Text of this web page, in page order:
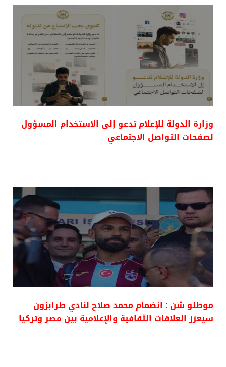
وزارة الدولة للإعلام تدعو إلى الاستخدام المسؤول
لصفحات التواصل الاجتماعي
موطلو شن : انضمام محمد صلاح لنادي طرابزون
سيعزز العلاقات الثقافية والإعلامية بين مصر وتركيا